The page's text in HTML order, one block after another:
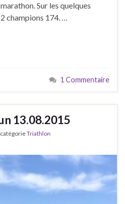
Sur les quelques
champions 174. …
1 Commentaire
13.08.2015
Triathlon